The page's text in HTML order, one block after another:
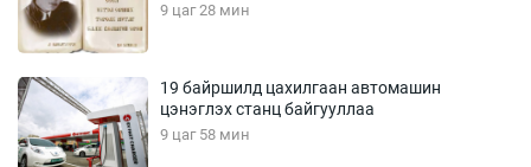
9 цаг 28 мин
19 байршилд цахилгаан автомашин
цэнэглэх станц байгууллаа
9 цаг 58 мин